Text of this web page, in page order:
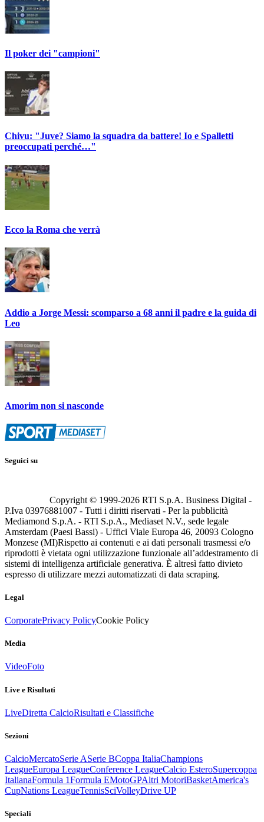
Il poker dei "campioni"
Chivu: "Juve? Siamo la squadra da battere! Io e Spalletti
preoccupati perché…"
Ecco la Roma che verrà
Addio a Jorge Messi: scomparso a 68 anni il padre e la guida di
Leo
Amorim non si nasconde
Seguici su
Copyright © 1999-2026 RTI S.p.A. Business Digital -
P.Iva 03976881007 - Tutti i diritti riservati - Per la pubblicità
Mediamond S.p.A. - RTI S.p.A., Mediaset N.V., sede legale
Amsterdam (Paesi Bassi) - Uffici Viale Europa 46, 20093 Cologno
Monzese (MI)Rispetto ai contenuti e ai dati personali trasmessi e/o
riprodotti è vietata ogni utilizzazione funzionale all’addestramento di
sistemi di intelligenza artificiale generativa. È altresì fatto divieto
espresso di utilizzare mezzi automatizzati di data scraping.
Legal
CorporatePrivacy PolicyCookie Policy
Media
VideoFoto
Live e Risultati
LiveDiretta CalcioRisultati e Classifiche
Sezioni
CalcioMercatoSerie ASerie BCoppa ItaliaChampions
LeagueEuropa LeagueConference LeagueCalcio EsteroSupercoppa
ItalianaFormula 1Formula EMotoGPAltri MotoriBasketAmerica's
CupNations LeagueTennisSciVolleyDrive UP
Speciali